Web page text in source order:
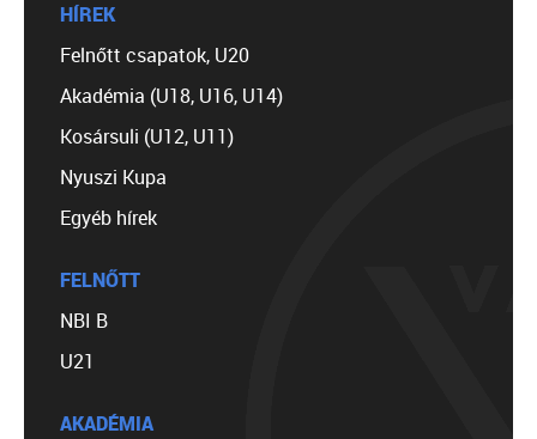
HÍREK
Felnőtt csapatok, U20
Akadémia (U18, U16, U14)
Kosársuli (U12, U11)
Nyuszi Kupa
Egyéb hírek
FELNŐTT
NBI B
U21
AKADÉMIA